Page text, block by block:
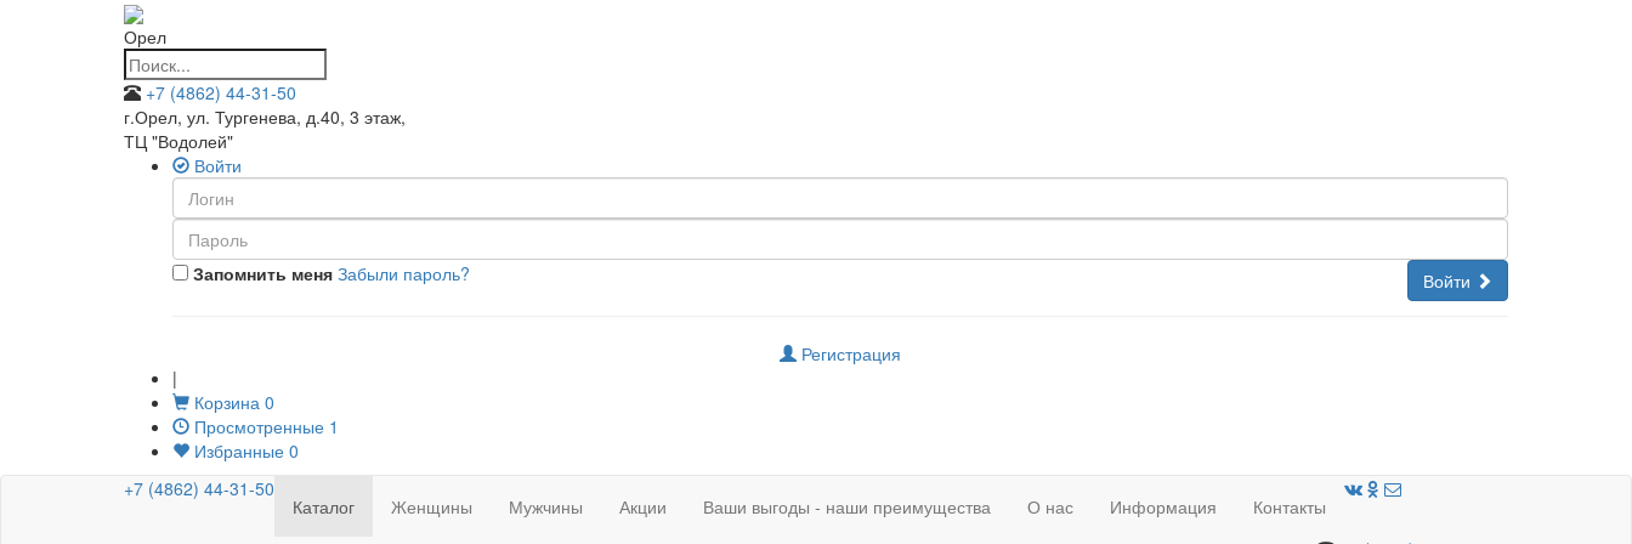
Орел
+7 (4862) 44-31-50
г.Орел, ул. Тургенева, д.40, 3 этаж,
ТЦ "Водолей"
Войти
Запомнить меня Войти
Забыли пароль?
Регистрация
|
Корзина 0
Просмотренные 1
Избранные 0
+7 (4862) 44-31-50
Каталог Женщины Мужчины Акции Ваши выгоды - наши преимущества О нас Информация
Контакты